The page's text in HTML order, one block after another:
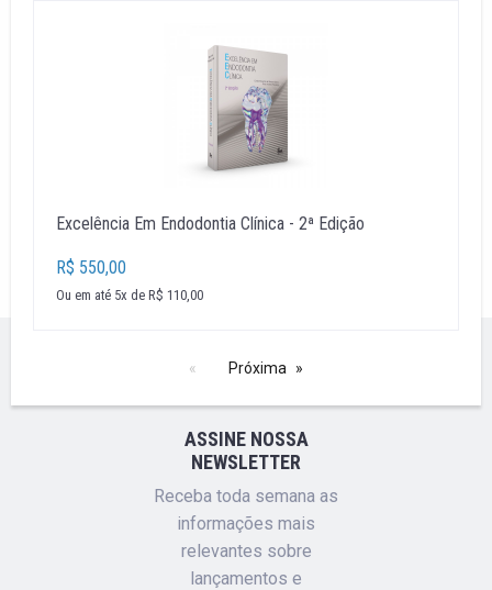
Excelência Em Endodontia Clínica - 2ª Edição
R$ 550,00
Ou em até 5x de R$ 110,00
Próxima
ASSINE NOSSA
NEWSLETTER
Receba toda semana as
informações mais
relevantes sobre
lançamentos e